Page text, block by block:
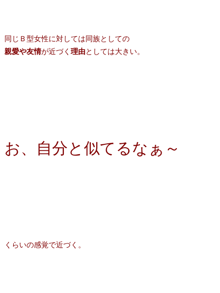
同じＢ型女性に対しては同族としての
親愛や友情が近づく 理由としては大きい。
お、自分と似てるなぁ～
くらいの感覚で近づく。